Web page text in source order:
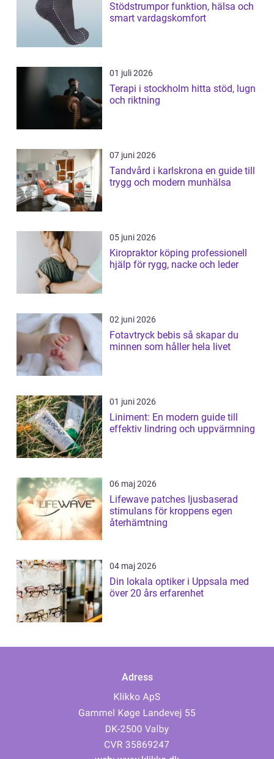
Stödstrumpor funktion, hälsa och
smart vardagskomfort
01 juli 2026
Terapi i stockholm hitta stöd, lugn
och riktning
07 juni 2026
Tandvård i karlskrona en guide till
trygg och modern munhälsa
05 juni 2026
Kiropraktor köping professionell
hjälp för rygg, nacke och leder
02 juni 2026
Fotavtryck bebis så skapar du
minnen som håller hela livet
01 juni 2026
Liniment: En modern guide till
effektiv lindring och uppvärmning
06 maj 2026
Lifewave patches ljusbaserad
stimulans för kroppens egen
återhämtning
04 maj 2026
Din lokala optiker i Uppsala med
över 20 års erfarenhet
Adress